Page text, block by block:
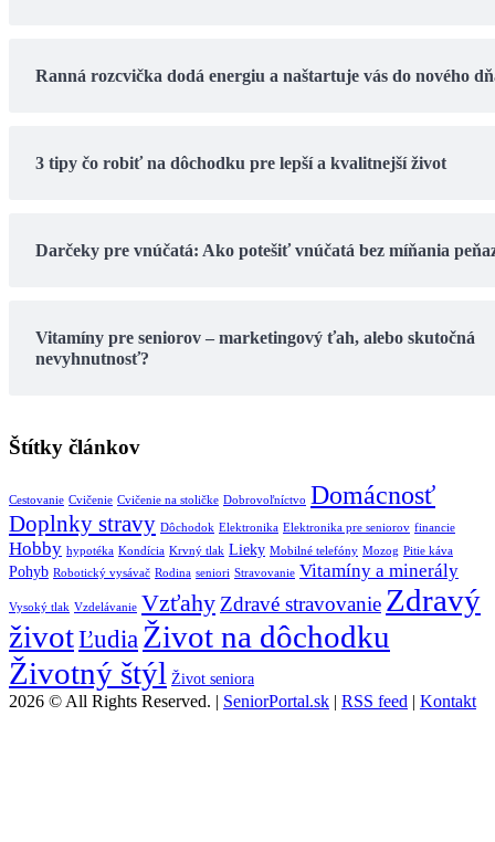
Ranná rozcvička dodá energiu a naštartuje vás do nového
3 tipy čo robiť na dôchodku pre lepší a kvalitnejší život
Darčeky pre vnúčatá: Ako potešiť vnúčatá bez míňania
Vitamíny pre seniorov – marketingový ťah, alebo skutočná
nevyhnutnosť?
Štítky článkov
Cestovanie Cvičenie Cvičenie na stoličke Dobrovoľníctvo Domácnosť
Doplnky stravy Dôchodok Elektronika Elektronika pre seniorov financie
Hobby hypotéka Kondícia Krvný tlak Lieky Mobilné telefóny Mozog Pitie káva
Pohyb Robotický vysávač Rodina seniori Stravovanie Vitamíny a minerály
Vysoký tlak Vzdelávanie Vzťahy Zdravé stravovanie Zdravý
životĽudiaŽivot na dôchodku
Životný štýl Život seniora
2026 © All Rights Reserved. | SeniorPortal.sk | RSS feed | Kontakt